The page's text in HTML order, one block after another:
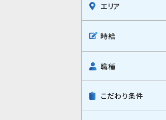
エリア
時給
職種
こだわり条件